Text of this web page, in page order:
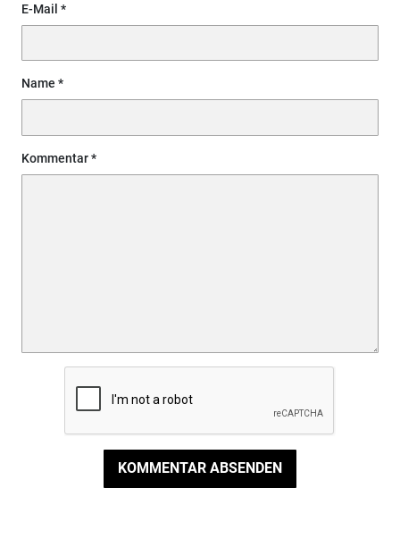
E-Mail
Name
Kommentar
KOMMENTAR ABSENDEN